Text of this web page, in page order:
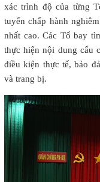
xác trình độ của từng
tuyển chấp hành
nhất cao. Các Tổ bay
thực hiện nội dung cẩu
điều kiện thực tế, bảo
và trang bị.